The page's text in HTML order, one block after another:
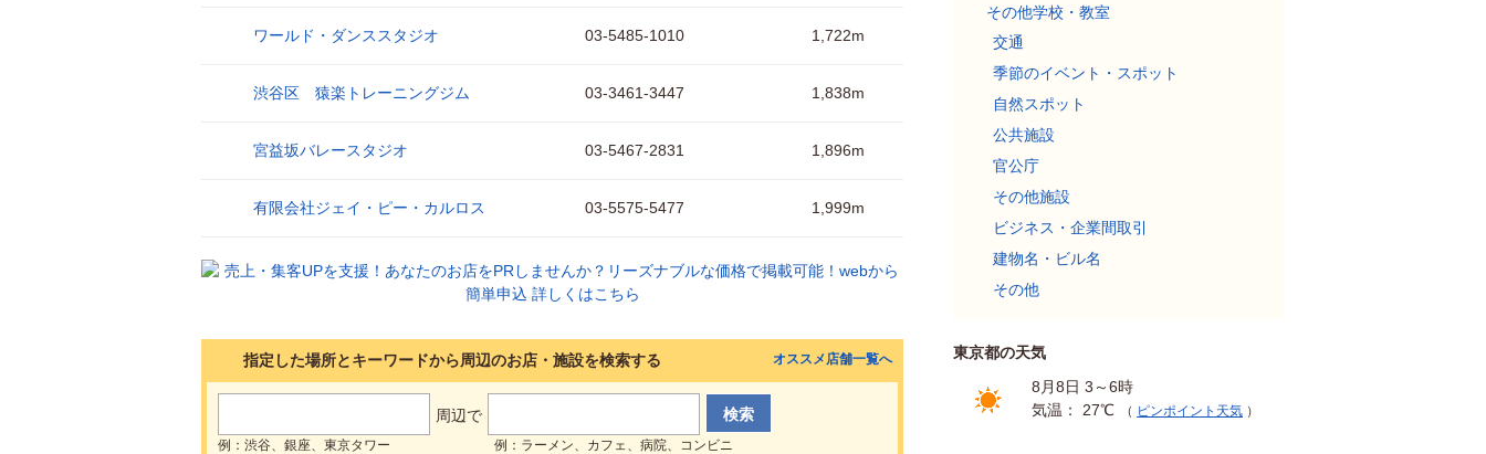
ワールド・ダンススタジオ 03-5485-1010 1,722m
渋谷区 猿楽トレーニングジム 03-3461-3447 1,838m
宮益坂バレースタジオ 03-5467-2831 1,896m
有限会社ジェイ・ピー・カルロス 03-5575-5477 1,999m
指定した場所とキーワードから周辺のお店・施設を検索する
周辺で
例：渋谷、銀座、東京タワー 例：ラーメン、カフェ、病院、コンビニ
オススメ店舗一覧へ
その他学校・教室
交通
季節のイベント・スポット
自然スポット
公共施設
官公庁
その他施設
ビジネス・企業間取引
建物名・ビル名
その他
東京都の天気
8月8日 3～6時
気温： 27℃
（ ピンポイント天気 ）